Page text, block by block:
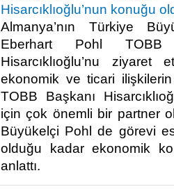
Hisarcıklıoğlu’nun konuğu
Almanya’nın Türkiye
Eberhart Pohl
Hisarcıklıoğlu’nu
ekonomik ve ticari ilişkilerin
TOBB Başkanı
için çok önemli bir partner
Büyükelçi Pohl de görevi
olduğu kadar ekonomik
anlattı.​ ​